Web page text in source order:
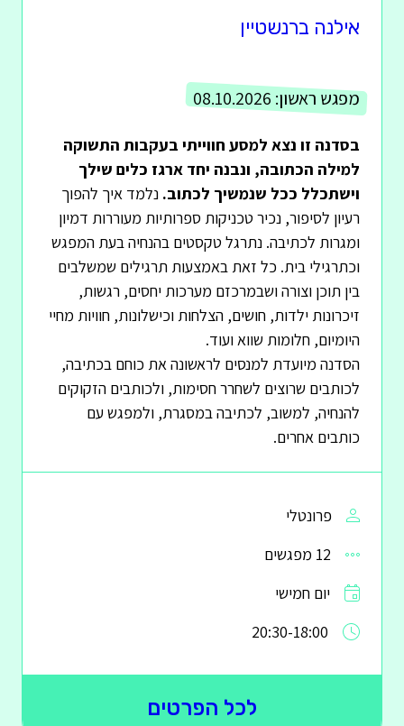
אילנה ברנשטיין
מפגש ראשון: 08.10.2026
בסדנה זו נצא למסע חווייתי בעקבות התשוקה
למילה הכתובה, ונבנה יחד ארגז כלים שילך
וישתכלל ככל שנמשיך לכתוב. נלמד איך להפוך
רעיון לסיפור, נכיר טכניקות ספרותיות מעוררות דמיון
ומגרות לכתיבה. נתרגל טקסטים בהנחיה בעת המפגש
וכתרגילי בית. כל זאת באמצעות תרגילים שמשלבים
בין תוכן וצורה ושבמרכזם מערכות יחסים, רגשות,
זיכרונות ילדות, חושים, הצלחות וכישלונות, חוויות מחיי
היומיום, חלומות שווא ועוד.
הסדנה מיועדת למנסים לראשונה את כוחם בכתיבה,
לכותבים שרוצים לשחרר חסימות, ולכותבים הזקוקים
להנחיה, למשוב, לכתיבה במסגרת, ולמפגש עם
כותבים אחרים.
פרונטלי
12 מפגשים
יום חמישי
20:30-18:00
לכל הפרטים